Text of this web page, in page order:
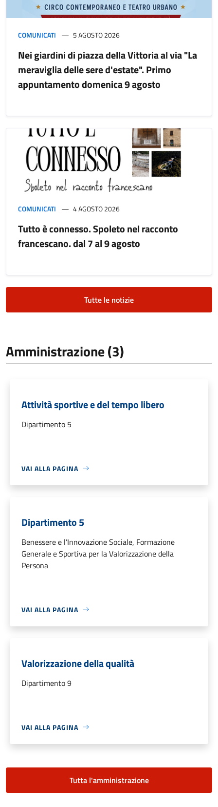
COMUNICATI 5 AGOSTO 2026
Nei giardini di piazza della Vittoria al via "La
meraviglia delle sere d'estate". Primo
appuntamento domenica 9 agosto
COMUNICATI 4 AGOSTO 2026
Tutto è connesso. Spoleto nel racconto
francescano. dal 7 al 9 agosto
Tutte le notizie
Amministrazione (3)
Attività sportive e del tempo libero
Dipartimento 5
VAI ALLA PAGINA
Dipartimento 5
Benessere e l’Innovazione Sociale, Formazione
Generale e Sportiva per la Valorizzazione della
Persona
VAI ALLA PAGINA
Valorizzazione della qualità
Dipartimento 9
VAI ALLA PAGINA
Tutta l'amministrazione